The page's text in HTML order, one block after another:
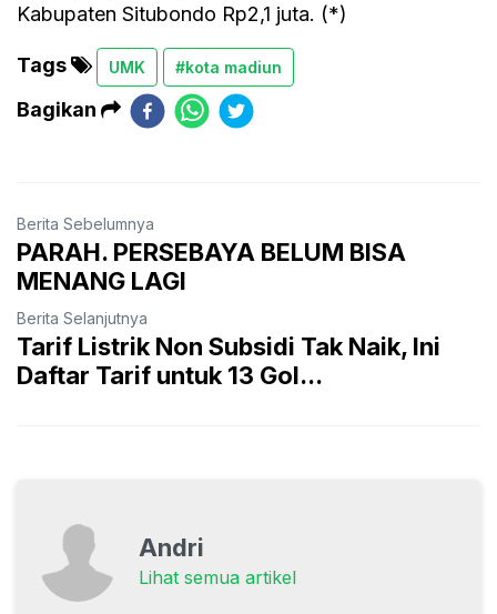
Kabupaten Situbondo Rp2,1 juta. (*)
Tags UMK #kota madiun
Bagikan
Berita Sebelumnya
PARAH. PERSEBAYA BELUM BISA
MENANG LAGI
Berita Selanjutnya
Tarif Listrik Non Subsidi Tak Naik, Ini
Daftar Tarif untuk 13 Gol...
Andri
Lihat semua artikel